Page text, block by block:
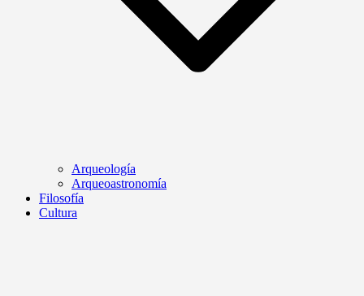
Arqueología
Arqueoastronomía
Filosofía
Cultura